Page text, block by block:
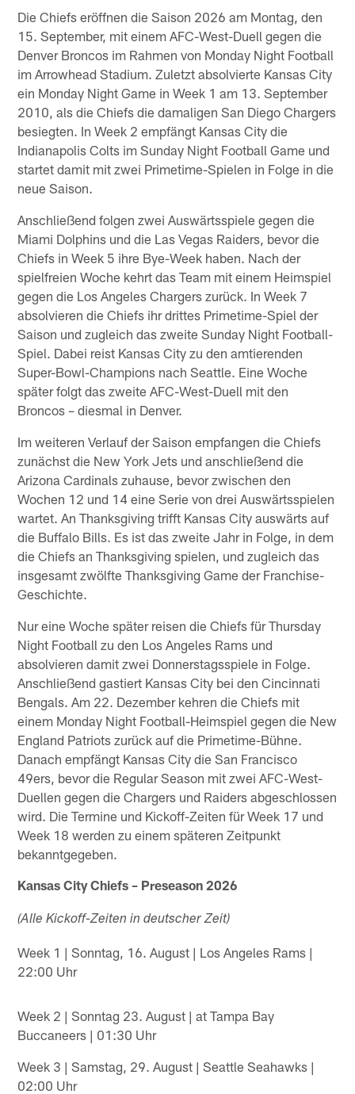
Die Chiefs eröffnen die Saison 2026 am Montag, den
15. September, mit einem AFC-West-Duell gegen die
Denver Broncos im Rahmen von Monday Night Football
im Arrowhead Stadium. Zuletzt absolvierte Kansas City
ein Monday Night Game in Week 1 am 13. September
2010, als die Chiefs die damaligen San Diego Chargers
besiegten. In Week 2 empfängt Kansas City die
Indianapolis Colts im Sunday Night Football Game und
startet damit mit zwei Primetime-Spielen in Folge in die
neue Saison.
Anschließend folgen zwei Auswärtsspiele gegen die
Miami Dolphins und die Las Vegas Raiders, bevor die
Chiefs in Week 5 ihre Bye-Week haben. Nach der
spielfreien Woche kehrt das Team mit einem Heimspiel
gegen die Los Angeles Chargers zurück. In Week 7
absolvieren die Chiefs ihr drittes Primetime-Spiel der
Saison und zugleich das zweite Sunday Night Football-
Spiel. Dabei reist Kansas City zu den amtierenden
Super-Bowl-Champions nach Seattle. Eine Woche
später folgt das zweite AFC-West-Duell mit den
Broncos – diesmal in Denver.
Im weiteren Verlauf der Saison empfangen die Chiefs
zunächst die New York Jets und anschließend die
Arizona Cardinals zuhause, bevor zwischen den
Wochen 12 und 14 eine Serie von drei Auswärtsspielen
wartet. An Thanksgiving trifft Kansas City auswärts auf
die Buffalo Bills. Es ist das zweite Jahr in Folge, in dem
die Chiefs an Thanksgiving spielen, und zugleich das
insgesamt zwölfte Thanksgiving Game der Franchise-
Geschichte.
Nur eine Woche später reisen die Chiefs für Thursday
Night Football zu den Los Angeles Rams und
absolvieren damit zwei Donnerstagsspiele in Folge.
Anschließend gastiert Kansas City bei den Cincinnati
Bengals. Am 22. Dezember kehren die Chiefs mit
einem Monday Night Football-Heimspiel gegen die New
England Patriots zurück auf die Primetime-Bühne.
Danach empfängt Kansas City die San Francisco
49ers, bevor die Regular Season mit zwei AFC-West-
Duellen gegen die Chargers und Raiders abgeschlossen
wird. Die Termine und Kickoff-Zeiten für Week 17 und
Week 18 werden zu einem späteren Zeitpunkt
bekanntgegeben.
Kansas City Chiefs – Preseason 2026
(Alle Kickoff-Zeiten in deutscher Zeit)
Week 1 | Sonntag, 16. August | Los Angeles Rams |
22:00 Uhr
Week 2 | Sonntag 23. August | at Tampa Bay
Buccaneers | 01:30 Uhr
Week 3 | Samstag, 29. August | Seattle Seahawks |
02:00 Uhr